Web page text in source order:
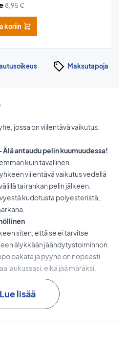
8,95€
koriin
Maksutapoja
jossa on viilentävä vaikutus.
Älä antaudu pelin kuumuudessa!
kuin tavallinen
viilentävä vaikutus vedellä
tai rankan pelin jälkeen.
kudotusta polyesteristä,
siten, että se ei tarvitse
älykkään jäähdytystoiminnon.
pakata ja pyyhe on nopeasti
laukussasi, eikä jää märäksi.
Lue lisää